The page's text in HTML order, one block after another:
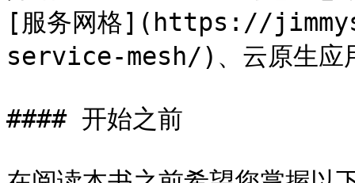
[服务网格](https://
service-mesh/)、云原生
#### 开始之前